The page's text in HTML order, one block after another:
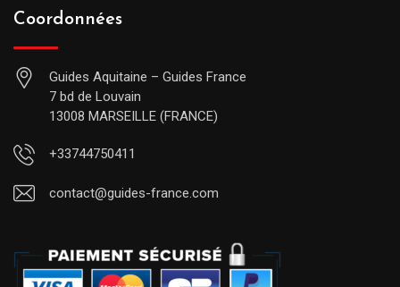
Coordonnées
Guides Aquitaine – Guides France
7 bd de Louvain
13008 MARSEILLE (FRANCE)
+33744750411
contact@guides-france.com